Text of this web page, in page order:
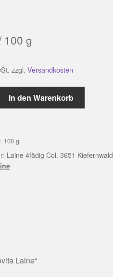
100 g
zzgl. Versandkosten
In den Warenkorb
100 g
Laine 4fädig Col. 3651 Kiefernwald
Laine“